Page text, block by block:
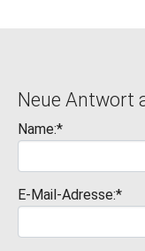
Neue Antwort
Name:*
E-Mail-Adresse:*